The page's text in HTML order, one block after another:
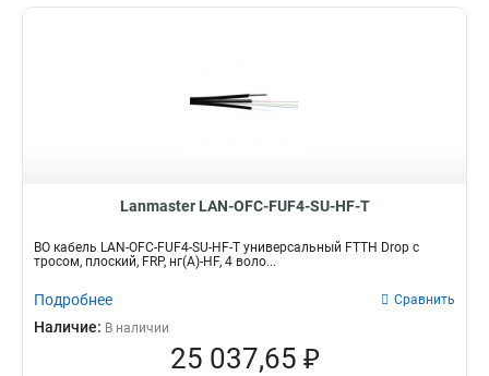
Lanmaster LAN-OFC-FUF4-SU-HF-T
ВО кабель LAN-OFC-FUF4-SU-HF-T универсальный FTTH Drop с
тросом, плоский, FRP, нг(А)-HF, 4 воло...
Подробнее Сравнить
Наличие: В наличии
25 037,65 ₽